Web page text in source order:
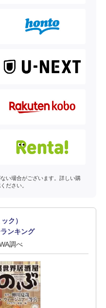
い場合がございます。詳しい購
ださい。
ク）
ンキング
調べ